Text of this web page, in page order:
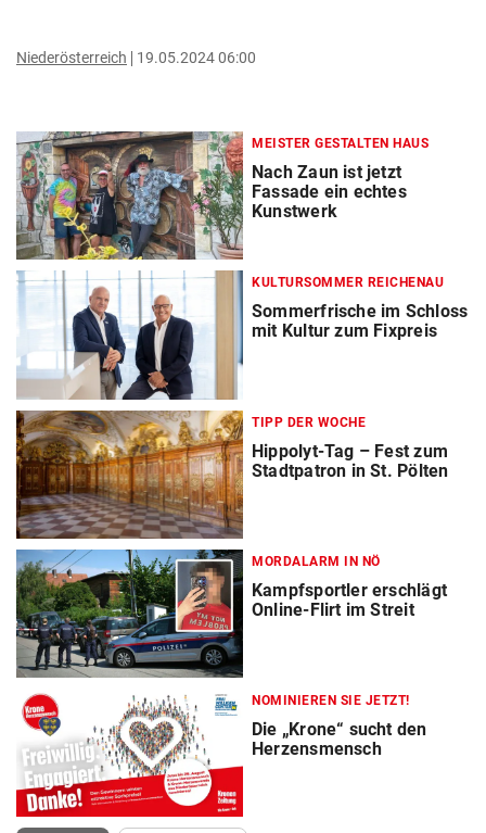
Niederösterreich 19.05.2024 06:00
MEISTER GESTALTEN HAUS
Nach Zaun ist jetzt
Fassade ein echtes
Kunstwerk
KULTURSOMMER REICHENAU
Sommerfrische im Schloss
mit Kultur zum Fixpreis
TIPP DER WOCHE
Hippolyt-Tag – Fest zum
Stadtpatron in St. Pölten
MORDALARM IN NÖ
Kampfsportler erschlägt
Online-Flirt im Streit
NOMINIEREN SIE JETZT!
Die „Krone“ sucht den
Herzensmensch